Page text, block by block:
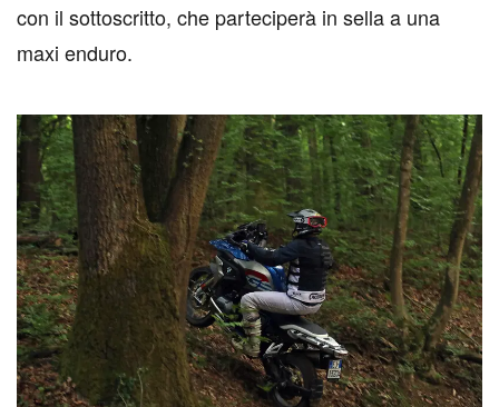
con il sottoscritto, che parteciperà in sella a una
maxi enduro.